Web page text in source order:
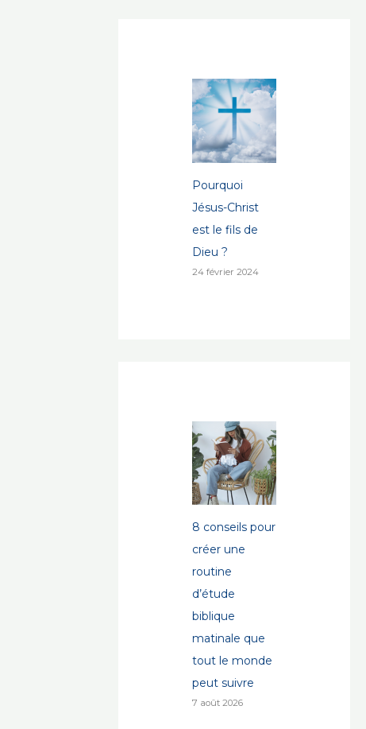
Pourquoi
Jésus-Christ
est le fils de
Dieu ?
24 février 2024
8 conseils pour
créer une
routine
d’étude
biblique
matinale que
tout le monde
peut suivre
7 août 2026